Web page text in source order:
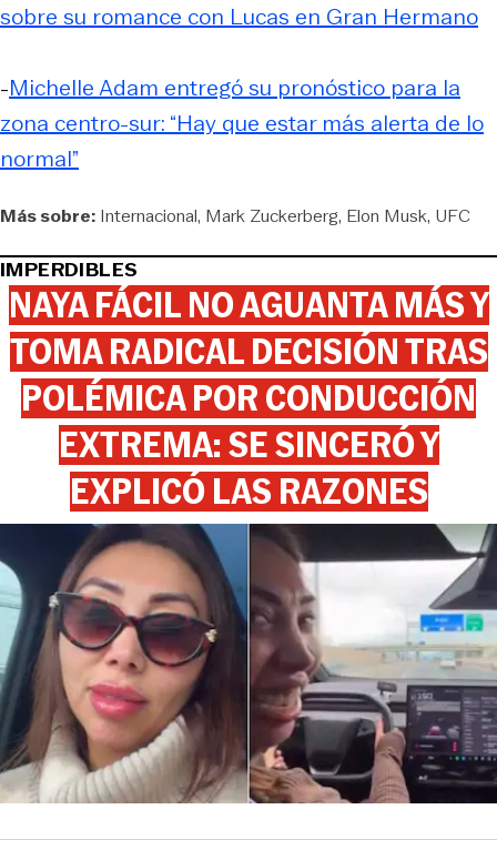
sobre su romance con Lucas en Gran Hermano
-Michelle Adam entregó su pronóstico para la
zona centro-sur: “Hay que estar más alerta de lo
normal”
Más sobre: Internacional Mark Zuckerberg Elon Musk UFC
IMPERDIBLES
NAYA FÁCIL NO AGUANTA MÁS Y
TOMA RADICAL DECISIÓN TRAS
POLÉMICA POR CONDUCCIÓN
EXTREMA: SE SINCERÓ Y
EXPLICÓ LAS RAZONES